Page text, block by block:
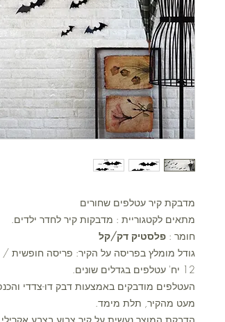
מדבקת קיר עטלפים שחורים
מתאים לקטגוריית : מדבקות קיר לחדר ילדים.
חומר : פלסטיק דק/קל
גודל מומלץ בפריסה על הקיר: פריסה חופשית
12 יח' עטלפים בגדלים שונים.
העטלפים מודבקים באמצעות דבק דו-צדדי
מעט מהקיר, תלת מימד.